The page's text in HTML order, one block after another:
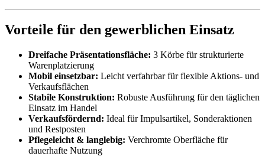
Vorteile für den gewerblichen Einsatz
Dreifache Präsentationsfläche: 3 Körbe für strukturierte
Warenplatzierung
Mobil einsetzbar: Leicht verfahrbar für flexible Aktions- und
Verkaufsflächen
Stabile Konstruktion: Robuste Ausführung für den täglichen
Einsatz im Handel
Verkaufsfördernd: Ideal für Impulsartikel, Sonderaktionen
und Restposten
Pflegeleicht & langlebig: Verchromte Oberfläche für
dauerhafte Nutzung